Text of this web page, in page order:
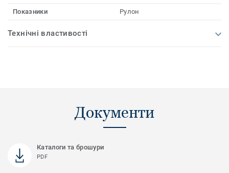
Показники Рулон
Технічні властивості
Документи
Каталоги та брошури
PDF